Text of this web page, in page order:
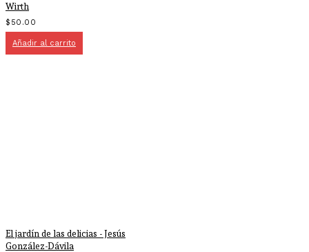
Wirth
$ 50.00
Añadir al carrito
El jardín de las delicias - Jesús
González-Dávila